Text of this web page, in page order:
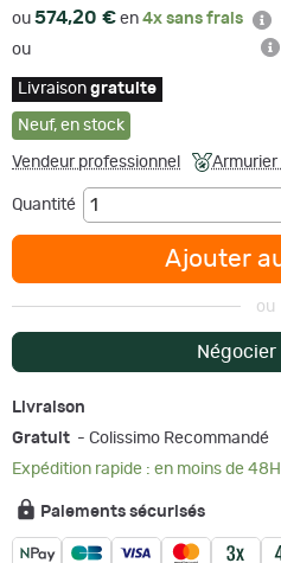
ou 574,20 € en 4x sans frais
ou
Livraison gratuite
Neuf, en stock
Vendeur professionnel
Quantité
Ajouter
ou
Livraison
Gratuit - Colissimo Recommandé
Expédition rapide : en moins de 48H
Paiements sécurisés